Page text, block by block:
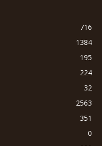
716
1384
195
224
32
2563
351
0